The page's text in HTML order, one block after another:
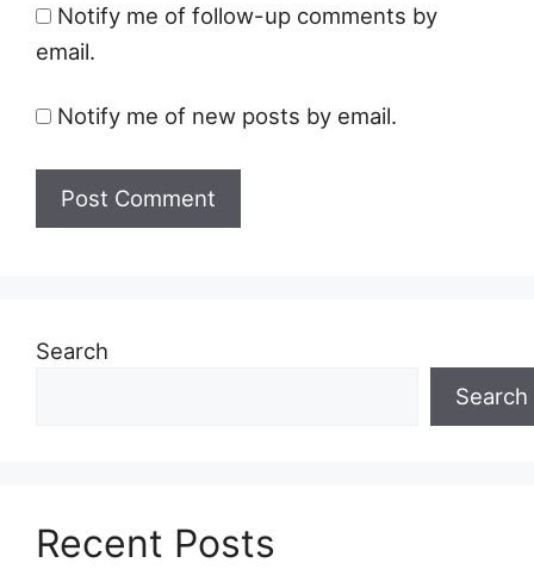
Notify me of follow-up comments by
email.
Notify me of new posts by email.
Search
Search
Recent Posts